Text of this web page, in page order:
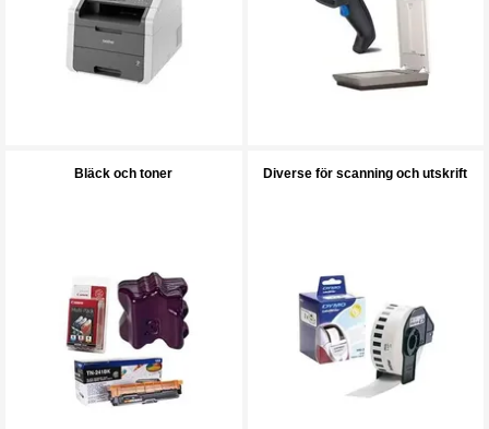
Bläck och toner Diverse för scanning och utskrift